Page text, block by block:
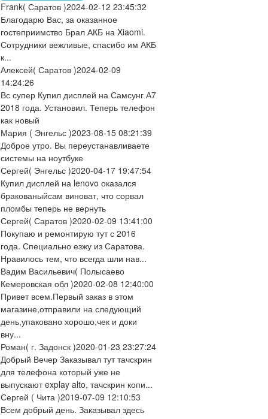
Frank( Саратов )2024-02-12 23:45:32
Благодарю Вас, за оказанное
гостеприимство Брал АКБ на Xiaomi.
Сотрудники вежливые, спасибо им АКБ
к...
Алексей( Саратов )2024-02-09
14:24:26
Вс супер Купил дисплей на Самсунг А7
2018 года. Установил. Теперь телефон
как новый
Мария ( Энгельс )2023-08-15 08:21:39
Доброе утро. Вы переустанавливаете
системы на ноутбуке
Сергей( Энгельс )2020-04-17 19:47:54
Купил дисплей на lenovo оказался
бракованыйсам виноват, что сорвал
пломбы теперь не вернуть
Сергей( Саратов )2020-02-09 13:41:00
Покупаю и ремонтирую тут с 2016
года. Специально езжу из Саратова.
Нравилось тем, что всегда шли нав...
Вадим Васильевич( Полысаево
Кемеровская обл )2020-02-08 12:40:00
Привет всем.Первый заказ в этом
магазине,отправили на следующий
день,упаковано хорошо,чек и доки
вну...
Роман( г. Задонск )2020-01-23 23:27:24
Добрый Вечер Заказывал тут тачскрин
для телефона который уже не
выпускают explay alto, тачскрин копи...
Сергей ( Чита )2019-07-09 12:10:53
Всем добрый день. Заказывал здесь